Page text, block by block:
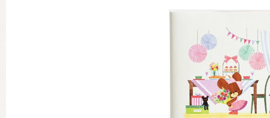
グッズインフォメーション
ミュージカル・コンサート